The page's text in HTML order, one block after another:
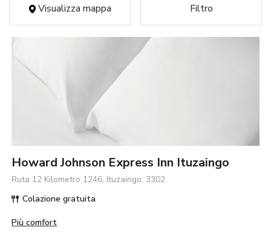
Visualizza mappa Filtro
Howard Johnson Express Inn Ituzaingo
Ruta 12 Kilometro 1246, Ituzaingo, 3302
Colazione gratuita
Più comfort